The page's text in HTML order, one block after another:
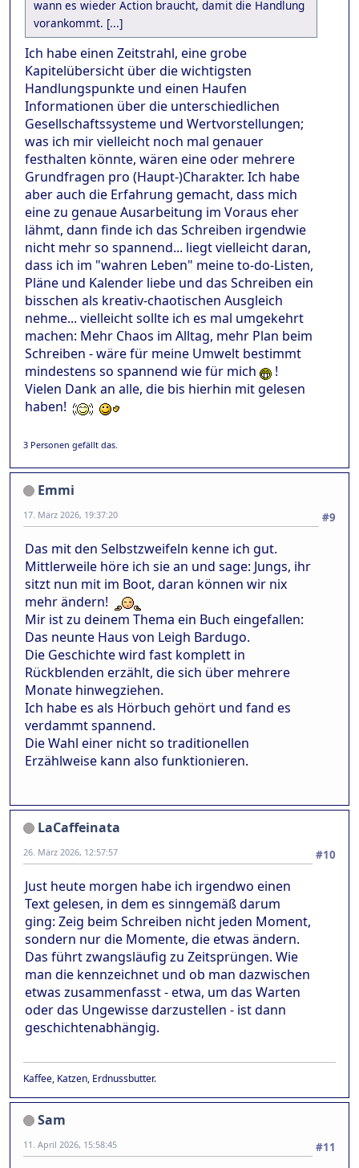
wann es wieder Action braucht, damit die Handlung
vorankommt. [...]
Ich habe einen Zeitstrahl, eine grobe
Kapitelübersicht über die wichtigsten
Handlungspunkte und einen Haufen
Informationen über die unterschiedlichen
Gesellschaftssysteme und Wertvorstellungen;
was ich mir vielleicht noch mal genauer
festhalten könnte, wären eine oder mehrere
Grundfragen pro (Haupt-)Charakter. Ich habe
aber auch die Erfahrung gemacht, dass mich
eine zu genaue Ausarbeitung im Voraus eher
lähmt, dann finde ich das Schreiben irgendwie
nicht mehr so spannend... liegt vielleicht daran,
dass ich im "wahren Leben" meine to-do-Listen,
Pläne und Kalender liebe und das Schreiben ein
bisschen als kreativ-chaotischen Ausgleich
nehme... vielleicht sollte ich es mal umgekehrt
machen: Mehr Chaos im Alltag, mehr Plan beim
Schreiben - wäre für meine Umwelt bestimmt
mindestens so spannend wie für mich
!
Vielen Dank an alle, die bis hierhin mit gelesen
haben!
3 Personen gefällt das.
Emmi
#9
17. März 2026, 19:37:20
Das mit den Selbstzweifeln kenne ich gut.
Mittlerweile höre ich sie an und sage: Jungs, ihr
sitzt nun mit im Boot, daran können wir nix
mehr ändern!
Mir ist zu deinem Thema ein Buch eingefallen:
Das neunte Haus von Leigh Bardugo.
Die Geschichte wird fast komplett in
Rückblenden erzählt, die sich über mehrere
Monate hinwegziehen.
Ich habe es als Hörbuch gehört und fand es
verdammt spannend.
Die Wahl einer nicht so traditionellen
Erzählweise kann also funktionieren.
LaCaffeinata
#10
26. März 2026, 12:57:57
Just heute morgen habe ich irgendwo einen
Text gelesen, in dem es sinngemäß darum
ging: Zeig beim Schreiben nicht jeden Moment,
sondern nur die Momente, die etwas ändern.
Das führt zwangsläufig zu Zeitsprüngen. Wie
man die kennzeichnet und ob man dazwischen
etwas zusammenfasst - etwa, um das Warten
oder das Ungewisse darzustellen - ist dann
geschichtenabhängig.
Kaffee, Katzen, Erdnussbutter.
Sam
#11
11. April 2026, 15:58:45